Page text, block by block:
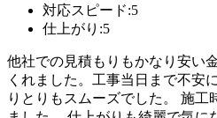
対応スピード:5
仕上がり:5
他社での見積もりもかなり安い
くれました。工事当日まで不安
りとりもスムーズでした。 施工